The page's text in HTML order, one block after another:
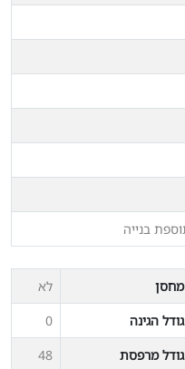
מחסן
לא
גודל הגינה
0
גודל מרפסת
48